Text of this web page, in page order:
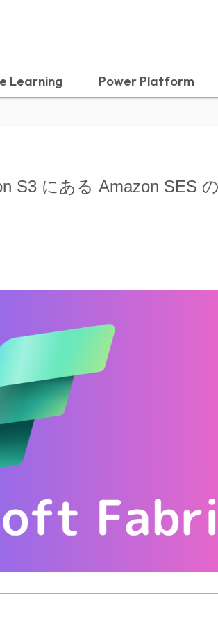
Learning Power Platform
S3 にある Amazon SES